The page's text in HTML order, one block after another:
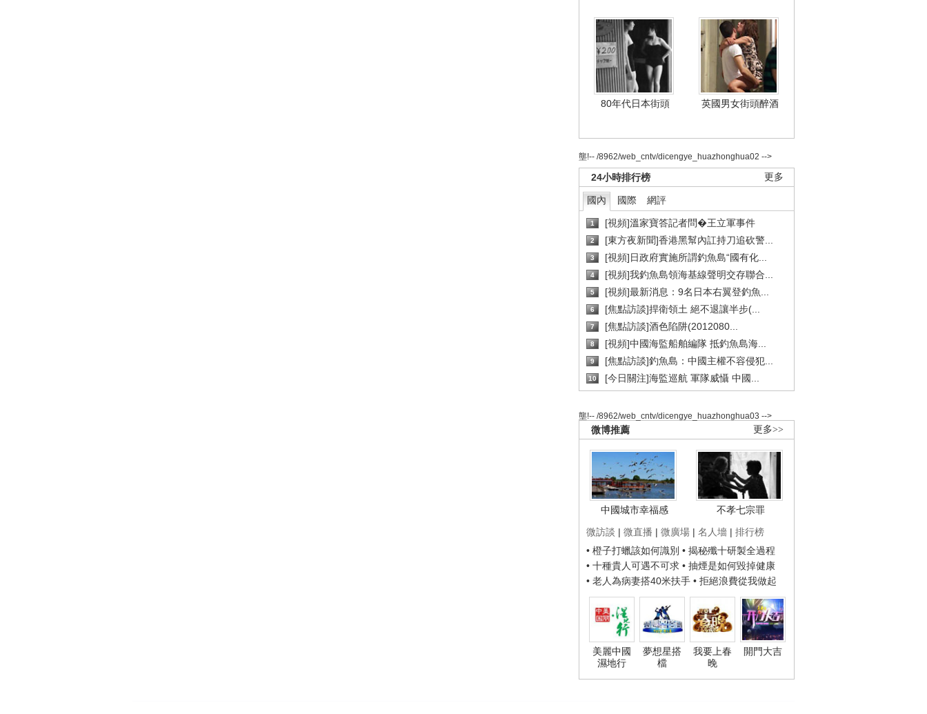
80年代日本街頭 英國男女街頭醉酒
壟!-- /8962/web_cntv/dicengye_huazhonghua02 -->
更多
24小時排行榜
國內 國際 網評
1 [視頻]溫家寶答記者問�王立軍事件
2 [東方夜新聞]香港黑幫內訌持刀追砍警...
3 [視頻]日政府實施所謂釣魚島“國有化...
4 [視頻]我釣魚島領海基線聲明交存聯合...
5 [視頻]最新消息：9名日本右翼登釣魚...
6 [焦點訪談]捍衛領土 絕不退讓半步(...
7 [焦點訪談]酒色陷阱(2012080...
8 [視頻]中國海監船舶編隊 抵釣魚島海...
9 [焦點訪談]釣魚島：中國主權不容侵犯...
10 [今日關注]海監巡航 軍隊威懾 中國...
壟!-- /8962/web_cntv/dicengye_huazhonghua03 -->
更多>>
微博推薦
中國城市幸福感
不孝七宗罪
微訪談 | 微直播 | 微廣場 | 名人墻 | 排行榜
• 橙子打蠟該如何識別 • 揭秘殲十研製全過程
• 十種貴人可遇不可求 • 抽煙是如何毀掉健康
• 老人為病妻搭40米扶手 • 拒絕浪費從我做起
美麗中國
濕地行
夢想星搭
檔
我要上春
晚
開門大吉